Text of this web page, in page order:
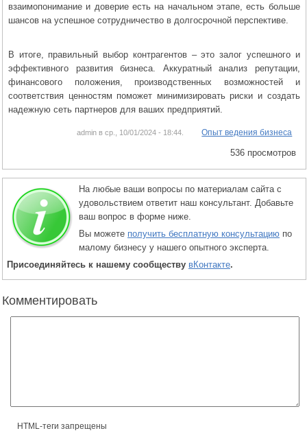
взаимопонимание и доверие есть на начальном этапе, есть больше
шансов на успешное сотрудничество в долгосрочной перспективе.
В итоге, правильный выбор контрагентов – это залог успешного и
эффективного развития бизнеса. Аккуратный анализ репутации,
финансового положения, производственных возможностей и
соответствия ценностям поможет минимизировать риски и создать
надежную сеть партнеров для ваших предприятий.
admin в ср., 10/01/2024 - 18:44. Опыт ведения бизнеса
536 просмотров
На любые ваши вопросы по материалам сайта с
удовольствием ответит наш консультант. Добавьте
ваш вопрос в форме ниже.
Вы можете получить бесплатную консультацию по
малому бизнесу у нашего опытного эксперта.
Присоединяйтесь к нашему сообществу вКонтакте.
Комментировать
HTML-теги запрещены